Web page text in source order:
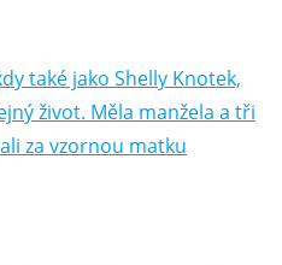
také jako Shelly Knotek,
život. Měla manžela a tři
za vzornou matku